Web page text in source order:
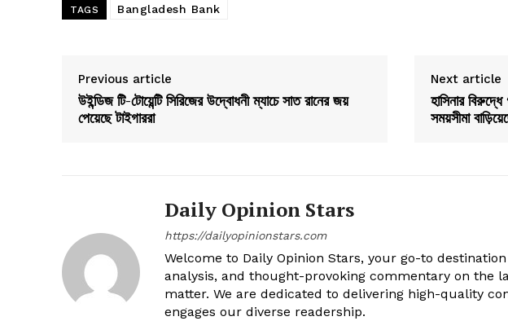
TAGS Bangladesh Bank
Previous article
উইন্ডিজ টি-টোয়েন্টি সিরিজের উদ্বোধনী ম্যাচে সাত রানের জয়
পেয়েছে টাইগাররা
Next article
হাসিনার
সময়সীমা
Daily Opinion Stars
https://dailyopinionstars.com
Welcome to Daily Opinion Stars, your go-to
analysis, and thought-provoking commentary on the
matter. We are dedicated to delivering high-quality
engages our diverse readership.